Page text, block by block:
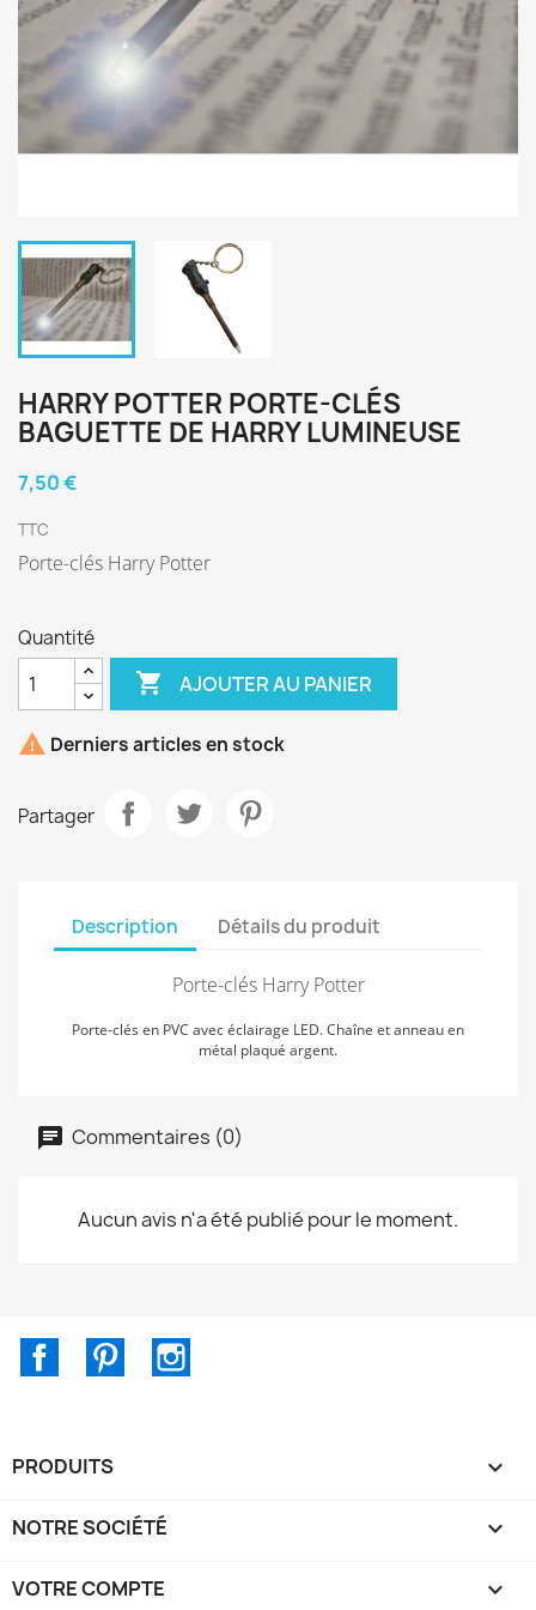
HARRY POTTER PORTE-CLÉS
BAGUETTE DE HARRY LUMINEUSE
7,50 €
TTC
Porte-clés Harry Potter
Quantité
 AJOUTER AU PANIER
 Derniers articles en stock
Partager
Description Détails du produit
Porte-clés Harry Potter
Porte-clés en PVC avec éclairage LED. Chaîne et anneau en
métal plaqué argent.
Commentaires (0)
Aucun avis n'a été publié pour le moment.
FacebookPinterest
PRODUITS 
NOTRE SOCIÉTÉ 
VOTRE COMPTE 